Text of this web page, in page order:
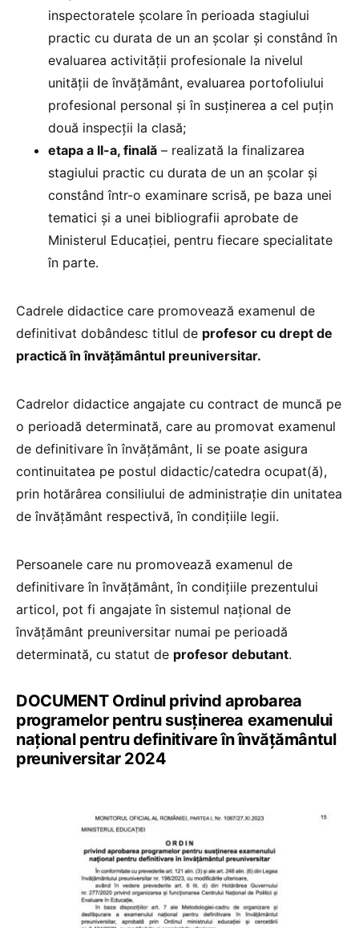
inspectoratele şcolare în perioada stagiului
practic cu durata de un an şcolar şi constând în
evaluarea activităţii profesionale la nivelul
unităţii de învăţământ, evaluarea portofoliului
profesional personal şi în susţinerea a cel puţin
două inspecţii la clasă;
etapa a II-a, finală – realizată la finalizarea
stagiului practic cu durata de un an şcolar şi
constând într-o examinare scrisă, pe baza unei
tematici şi a unei bibliografii aprobate de
Ministerul Educaţiei, pentru fiecare specialitate
în parte.
Cadrele didactice care promovează examenul de
definitivat dobândesc titlul de profesor cu drept de
practică în învăţământul preuniversitar.
Cadrelor didactice angajate cu contract de muncă pe
o perioadă determinată, care au promovat examenul
de definitivare în învăţământ, li se poate asigura
continuitatea pe postul didactic/catedra ocupat(ă),
prin hotărârea consiliului de administraţie din unitatea
de învăţământ respectivă, în condiţiile legii.
Persoanele care nu promovează examenul de
definitivare în învăţământ, în condiţiile prezentului
articol, pot fi angajate în sistemul naţional de
învăţământ preuniversitar numai pe perioadă
determinată, cu statut de profesor debutant.
DOCUMENT Ordinul privind aprobarea
programelor pentru susținerea examenului
național pentru definitivare în învățământul
preuniversitar 2024